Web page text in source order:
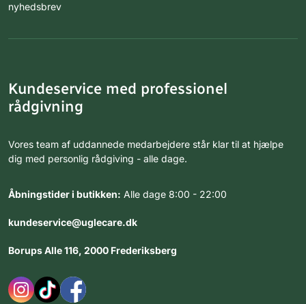
nyhedsbrev
Kundeservice med professionel
rådgivning
Vores team af uddannede medarbejdere står klar til at hjælpe
dig med personlig rådgiving - alle dage.
Åbningstider i butikken: Alle dage 8:00 - 22:00
kundeservice@uglecare.dk
Borups Alle 116, 2000 Frederiksberg